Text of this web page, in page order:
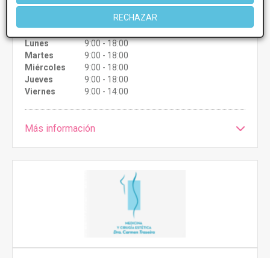
RECHAZAR
CONSULTAR/CITA/PRESUPUESTO
Lunes
9:00 - 18:00
Martes
9:00 - 18:00
Miércoles
9:00 - 18:00
Jueves
9:00 - 18:00
Viernes
9:00 - 14:00
Más información